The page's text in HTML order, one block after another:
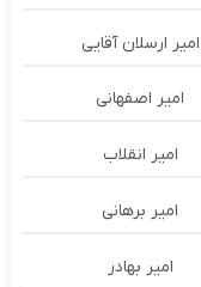
امیر ارسلان آقایی
امیر اصفهانی
امیر انقلاب
امیر برهانی
امیر بهادر